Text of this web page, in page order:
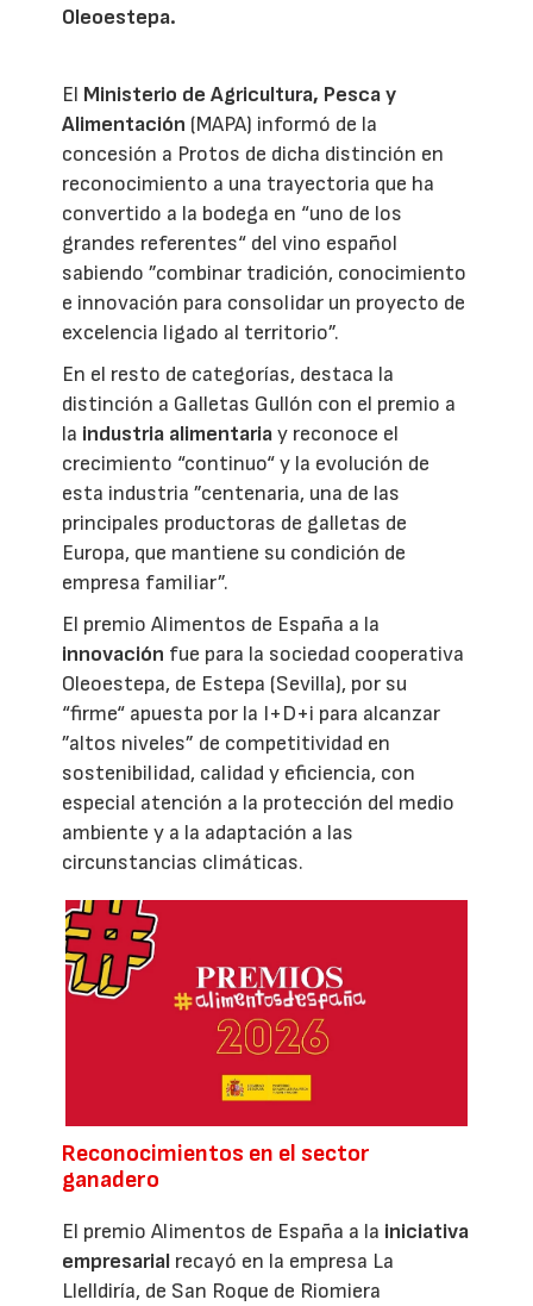
Oleoestepa.
El Ministerio de Agricultura, Pesca y
Alimentación (MAPA) informó de la
concesión a Protos de dicha distinción en
reconocimiento a una trayectoria que ha
convertido a la bodega en “uno de los
grandes referentes“ del vino español
sabiendo ”combinar tradición, conocimiento
e innovación para consolidar un proyecto de
excelencia ligado al territorio”.
En el resto de categorías, destaca la
distinción a Galletas Gullón con el premio a
la industria alimentariay reconoce el
crecimiento “continuo“ y la evolución de
esta industria ”centenaria, una de las
principales productoras de galletas de
Europa, que mantiene su condición de
empresa familiar”.
El premio Alimentos de España a la
innovación fue para la sociedad cooperativa
Oleoestepa, de Estepa (Sevilla), por su
“firme“ apuesta por la I+D+i para alcanzar
”altos niveles” de competitividad en
sostenibilidad, calidad y eficiencia, con
especial atención a la protección del medio
ambiente y a la adaptación a las
circunstancias climáticas.
Reconocimientos en el sector
ganadero
El premio Alimentos de España a la iniciativa
empresarial recayó en la empresa La
Llelldiría, de San Roque de Riomiera